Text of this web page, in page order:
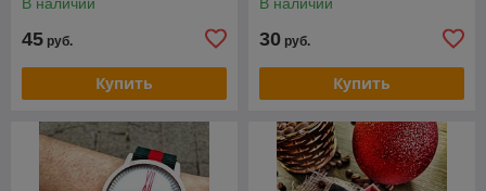
45 руб.
Купить
30 руб.
Купить